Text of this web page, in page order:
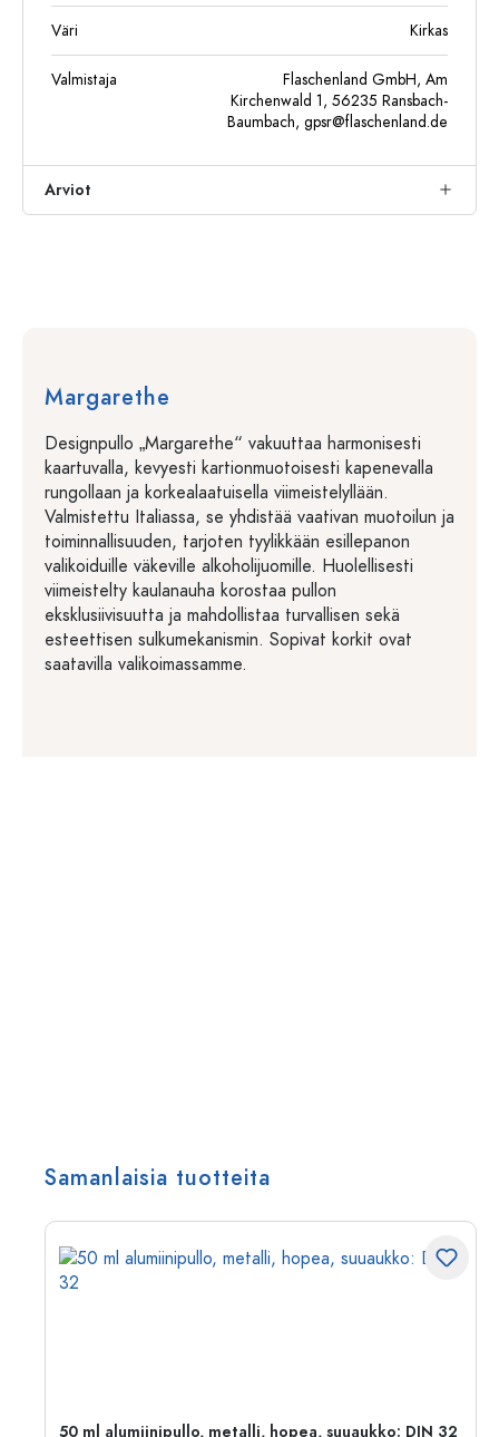
Väri Kirkas
Valmistaja
Flaschenland GmbH, Am
Kirchenwald 1, 56235 Ransbach-
Baumbach, gpsr@flaschenland.de
Arviot
Margarethe
Designpullo „Margarethe“ vakuuttaa harmonisesti
kaartuvalla, kevyesti kartionmuotoisesti kapenevalla
rungollaan ja korkealaatuisella viimeistelyllään.
Valmistettu Italiassa, se yhdistää vaativan muotoilun ja
toiminnallisuuden, tarjoten tyylikkään esillepanon
valikoiduille väkeville alkoholijuomille. Huolellisesti
viimeistelty kaulanauha korostaa pullon
eksklusiivisuutta ja mahdollistaa turvallisen sekä
esteettisen sulkumekanismin. Sopivat korkit ovat
saatavilla valikoimassamme.
Samanlaisia tuotteita
50 ml alumiinipullo, metalli, hopea, suuaukko: DIN 32